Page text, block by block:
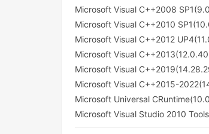
Microsoft Visual C++2008
Microsoft Visual C++2010
Microsoft Visual C++2012
Microsoft Visual
Microsoft Visual
Microsoft Visual C++2015-
Microsoft Universal
Microsoft Visual Studio 2010